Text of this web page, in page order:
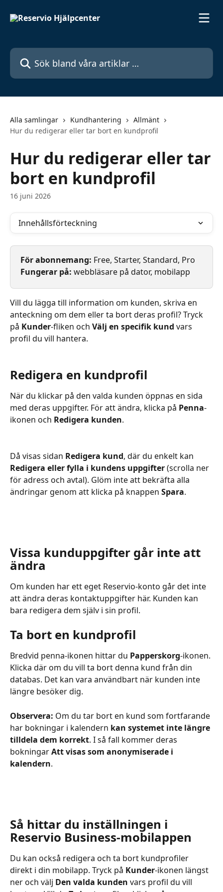
Sök bland våra artiklar …
Alla samlingar Kundhantering
Allmänt
Hur du redigerar eller tar bort en kundprofil
Hur du redigerar eller tar
bort en kundprofil
16 juni 2026
Innehållsförteckning
För abonnemang: Free, Starter, Standard, Pro
Fungerar på: webbläsare på dator, mobilapp
Vill du lägga till information om kunden, skriva en
anteckning om dem eller ta bort deras profil? Tryck
på Kunder-fliken och Välj en specifik kund vars
profil du vill hantera.
Redigera en kundprofil
När du klickar på den valda kunden öppnas en sida
med deras uppgifter. För att ändra, klicka på Penna-
ikonen och Redigera kunden.
Då visas sidan Redigera kund, där du enkelt kan
Redigera eller fylla i kundens uppgifter (scrolla ner
för adress och avtal). Glöm inte att bekräfta alla
ändringar genom att klicka på knappen Spara.
Vissa kunduppgifter går inte att
ändra
Om kunden har ett eget Reservio-konto går det inte
att ändra deras kontaktuppgifter här. Kunden kan
bara redigera dem själv i sin profil.
Ta bort en kundprofil
Bredvid penna-ikonen hittar du Papperskorg-ikonen.
Klicka där om du vill ta bort denna kund från din
databas. Det kan vara användbart när kunden inte
längre besöker dig.
Observera: Om du tar bort en kund som fortfarande
har bokningar i kalendern kan systemet inte längre
tilldela dem korrekt. I så fall kommer deras
bokningar Att visas som anonymiserade i
kalendern.
Så hittar du inställningen i
Reservio Business-mobilappen
Du kan också redigera och ta bort kundprofiler
direkt i din mobilapp. Tryck på Kunder-ikonen längst
ner och välj Den valda kunden vars profil du vill